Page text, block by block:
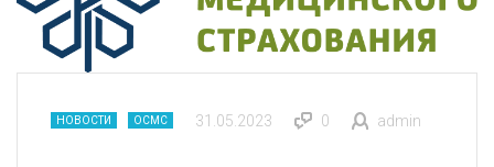
НОВОСТИ ОСМС 31.05.2023 0 admin